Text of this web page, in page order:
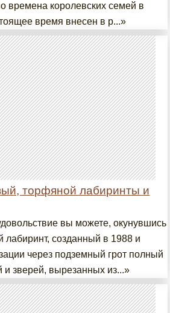
времена королевских семей в
время внесен в р...»
торфяной лабиринты и
вы можете, окунувшись
лабиринт, созданный в 1988 и
через подземный грот полный
и зверей, вырезанных из...»